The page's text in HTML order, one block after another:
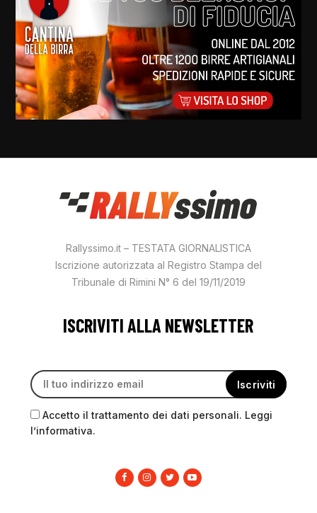
Rallyssimo.it – TESTATA GIORNALISTICA
Iscrizione autorizzata al Registro Stampa del
Tribunale di Rimini N° 6 del 19/11/2019
ISCRIVITI ALLA NEWSLETTER
Accetto il trattamento dei dati personali. Leggi
l’informativa.